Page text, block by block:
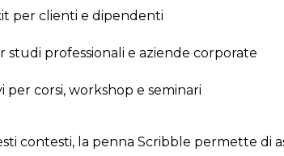
per clienti e dipendenti
studi professionali e aziende corporate
per corsi, workshop e seminari
contesti, la penna Scribble permette di